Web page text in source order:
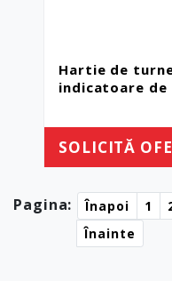
Hartie de
indicatoare de
SOLICITĂ
Pagina: Înapoi 1
Înainte